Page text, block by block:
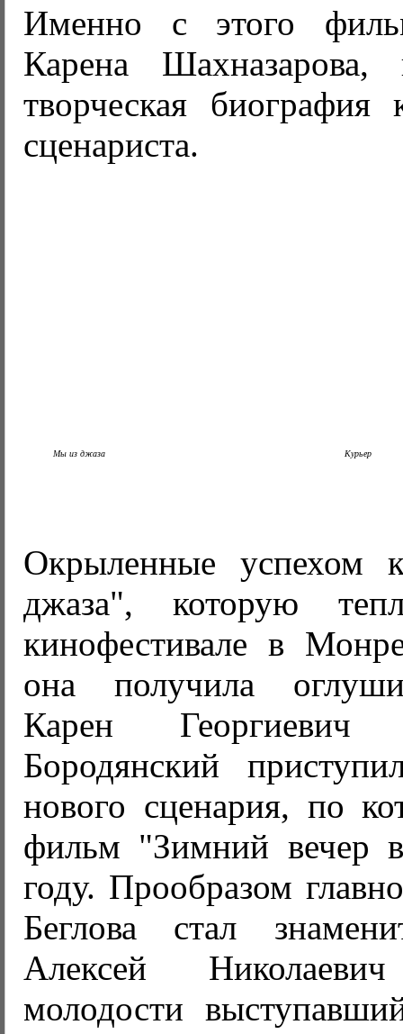
Именно с этого
Карена Шахназарова,
творческая
сценариста.
Мы из джаза Курьер
Окрыленные успехом
джаза", которую
кинофестивале в
она получила
Карен
Бородянский
нового сценария, по
фильм "Зимний вечер
году. Прообразом
Беглова стал
Алексей
молодости